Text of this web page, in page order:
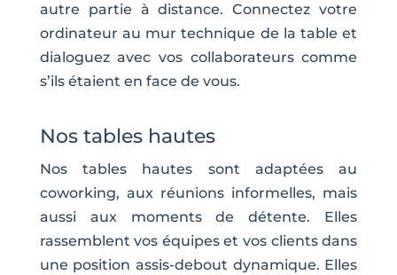
autre partie à distance. Connectez votre
ordinateur au mur technique de la table et
dialoguez avec vos collaborateurs comme
s’ils étaient en face de vous.
Nos tables hautes
Nos tables hautes sont adaptées au
coworking, aux réunions informelles, mais
aussi aux moments de détente. Elles
rassemblent vos équipes et vos clients dans
une position assis-debout dynamique. Elles